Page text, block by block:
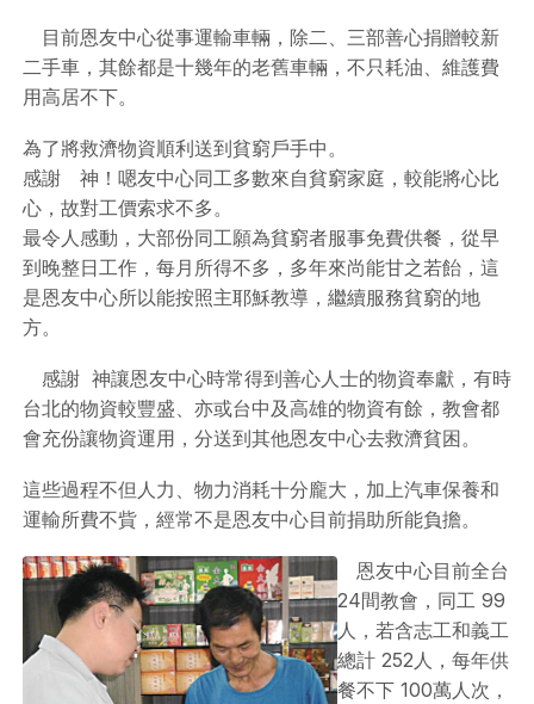
目前恩友中心從事運輸車輛，除二、三部善心捐贈較新
二手車，其餘都是十幾年的老舊車輛，不只耗油、維護費
用高居不下。
為了將救濟物資順利送到貧窮戶手中。
感謝 神！嗯友中心同工多數來自貧窮家庭，較能將心比
心，故對工價索求不多。
最令人感動，大部份同工願為貧窮者服事免費供餐，從早
到晚整日工作，每月所得不多，多年來尚能甘之若飴，這
是恩友中心所以能按照主耶穌教導，繼續服務貧窮的地
方。
感謝 神讓恩友中心時常得到善心人士的物資奉獻，有時
台北的物資較豐盛、亦或台中及高雄的物資有餘，教會都
會充份讓物資運用，分送到其他恩友中心去救濟貧困。
這些過程不但人力、物力消耗十分龐大，加上汽車保養和
運輸所費不貲，經常不是恩友中心目前捐助所能負擔。
恩友中心目前全台
24間教會，同工 99
人，若含志工和義工
總計 252人，每年供
餐不下 100萬人次，